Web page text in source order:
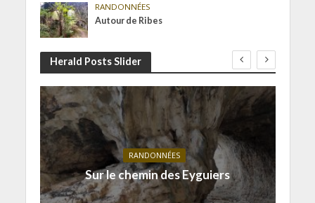
RANDONNÉES
Autour de Ribes
Herald Posts Slider
RANDONNÉES
Sur le chemin des Eyguiers